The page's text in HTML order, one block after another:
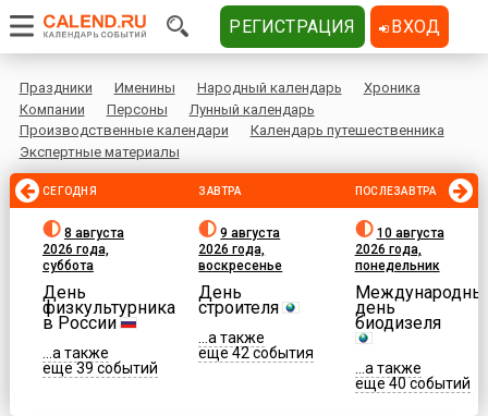
Праздники Именины Народный календарь
Хроника
Компании
Персоны
Лунный календарь
Производственные календари
Календарь путешественника
Экспертные материалы
СЕГОДНЯ
8 августа
2026 года,
суббота
День
физкультурника
в России
...а также
еще 39 событий
ЗАВТРА
9 августа
2026 года,
воскресенье
День
строителя
...а также
еще 42 события
ПОСЛЕЗАВТРА
10 августа
2026 года,
понедельник
день
биодизеля
...а также
еще 40 событий
РЕГИСТРАЦИЯ ВХОД